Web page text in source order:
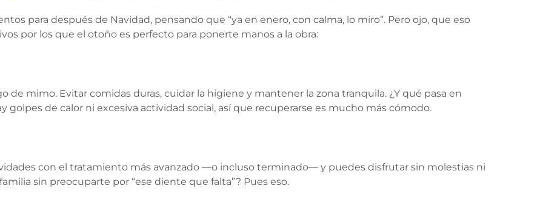
para después de Navidad, pensando que “ya en enero, con calma, lo miro”. Pero ojo, que eso
por los que el otoño es perfecto para ponerte manos a la obra:
mimo. Evitar comidas duras, cuidar la higiene y mantener la zona tranquila. ¿Y qué pasa en
golpes de calor ni excesiva actividad social, así que recuperarse es mucho más cómodo.
con el tratamiento más avanzado —o incluso terminado— y puedes disfrutar sin molestias ni
sin preocuparte por “ese diente que falta”? Pues eso.